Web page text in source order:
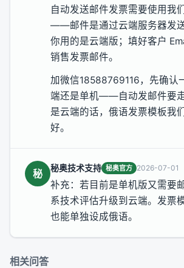
自动发送邮件发票需要使用我
——邮件是通过云端服务器发
你用的是云端版；填好客户
销售发票邮件。
加微信18588769116，先确认
端还是单机——自动发邮件要走
是云端的话，俄语发票模板我
好。
秘 秘奥技术支持 秘奥官方 2026-07-01
补充：若目前是单机版又需要
系技术评估升级到云端。发票
也能单独设成俄语。
相关问答